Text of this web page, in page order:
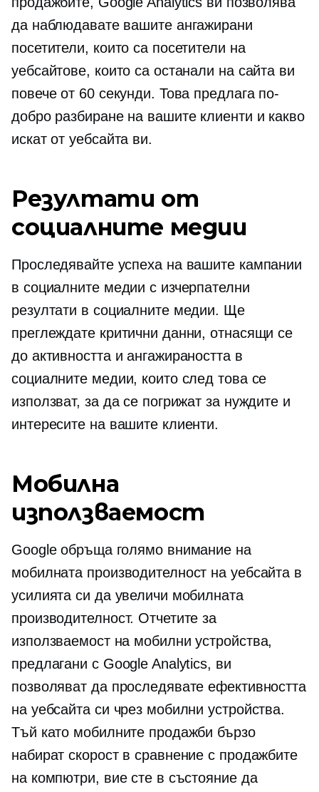
да наблюдавате вашите ангажирани
посетители, които са посетители на
уебсайтове, които са останали на сайта ви
повече от 60 секунди. Това предлага по-
добро разбиране на вашите клиенти и какво
искат от уебсайта ви.
Резултати от
социалните медии
Проследявайте успеха на вашите кампании
в социалните медии с изчерпателни
резултати в социалните медии. Ще
преглеждате критични данни, отнасящи се
до активността и ангажираността в
социалните медии, които след това се
използват, за да се погрижат за нуждите и
интересите на вашите клиенти.
Мобилна
използваемост
Google обръща голямо внимание на
мобилната производителност на уебсайта в
усилията си да увеличи мобилната
производителност. Отчетите за
използваемост на мобилни устройства,
предлагани с Google Analytics, ви
позволяват да проследявате ефективността
на уебсайта си чрез мобилни устройства.
Тъй като мобилните продажби бързо
набират скорост в сравнение с продажбите
на компютри, вие сте в състояние да